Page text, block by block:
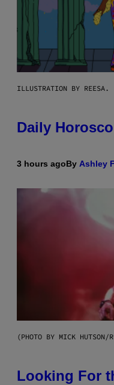
ILLUSTRATION BY REESA.
Daily
3 hours agoBy Ashley
(PHOTO BY MICK HUTSON/
Looking For